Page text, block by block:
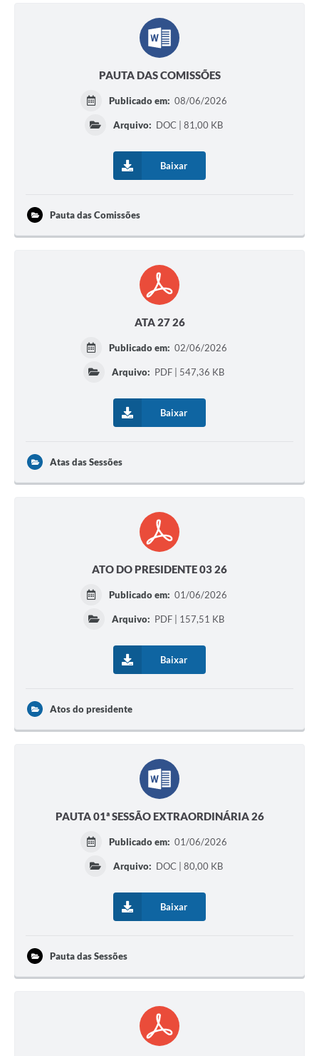
PAUTA DAS COMISSÕES
Publicado em: 08/06/2026
Arquivo: DOC | 81,00 KB
Baixar
Pauta das Comissões
ATA 27 26
Publicado em: 02/06/2026
Arquivo: PDF | 547,36 KB
Baixar
Atas das Sessões
ATO DO PRESIDENTE 03 26
Publicado em: 01/06/2026
Arquivo: PDF | 157,51 KB
Baixar
Atos do presidente
PAUTA 01ª SESSÃO EXTRAORDINÁRIA 26
Publicado em: 01/06/2026
Arquivo: DOC | 80,00 KB
Baixar
Pauta das Sessões